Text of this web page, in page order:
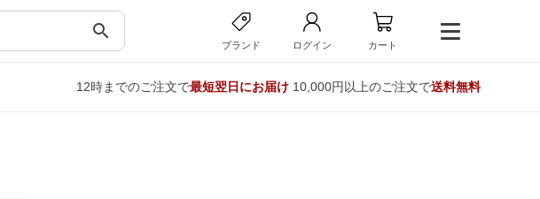
search
ブランド ログイン カート
12時までのご注文で最短翌日にお届け10,000円以上のご注文で送料無料